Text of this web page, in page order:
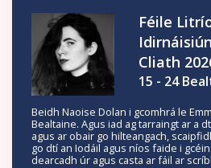
Féile
Cliath
15 - 24
Beidh Naoise Dolan i gcomhrá le
Bealtaine. Agus iad ag tarraingt ar a
agus ar obair go hilteangach,
go dtí an Iodáil agus níos faide i
dearcadh úr agus casta ar fáil ar